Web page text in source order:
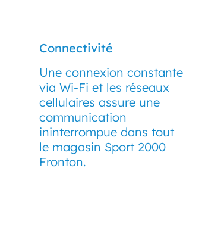
Connectivité
Une connexion constante
via Wi-Fi et les réseaux
cellulaires assure une
communication
ininterrompue dans tout
le magasin Sport 2000
Fronton.